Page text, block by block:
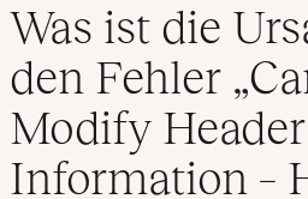
Was ist die
den Fehler
Modify Header
Information –